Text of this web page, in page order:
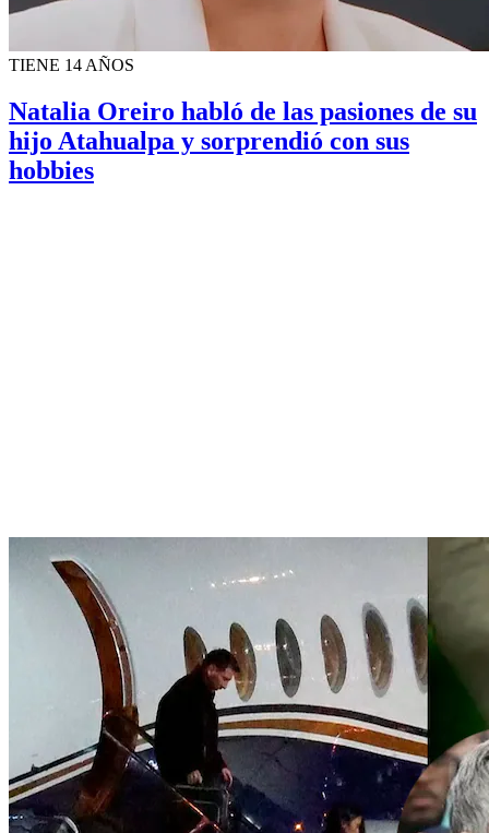
TIENE 14 AÑOS
Natalia Oreiro habló de las pasiones de su
hijo Atahualpa y sorprendió con sus
hobbies